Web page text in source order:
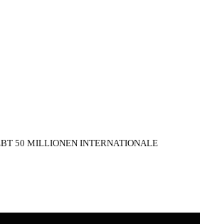
50 MILLIONEN INTERNATIONALE